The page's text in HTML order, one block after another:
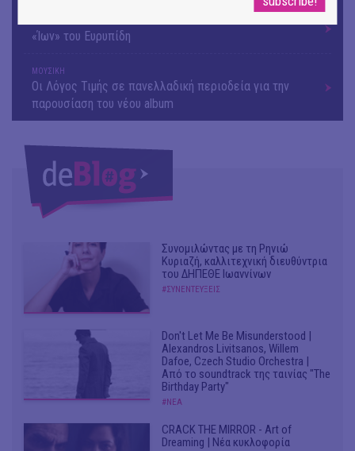
«Ίων» του Ευρυπίδη
ΜΟΥΣΙΚΗ
Οι Λόγος Τιμής σε πανελλαδική περιοδεία για την
παρουσίαση του νέου album
Συνομιλώντας με τη Ρηνιώ
Κυριαζή, καλλιτεχνική διευθύντρια
του ΔΗΠΕΘΕ Ιωαννίνων
#ΣΥΝΕΝΤΕΥΞΕΙΣ
Don't Let Me Be Misunderstood |
Alexandros Livitsanos, Willem
Dafoe, Czech Studio Orchestra |
Από το soundtrack της ταινίας "The
Birthday Party"
#ΝΕΑ
CRACK THE MIRROR - Art of
Dreaming | Νέα κυκλοφορία